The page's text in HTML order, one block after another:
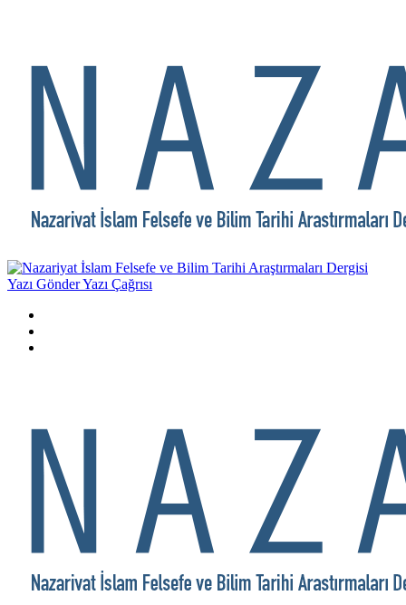
Yazı GönderYazı Çağrısı